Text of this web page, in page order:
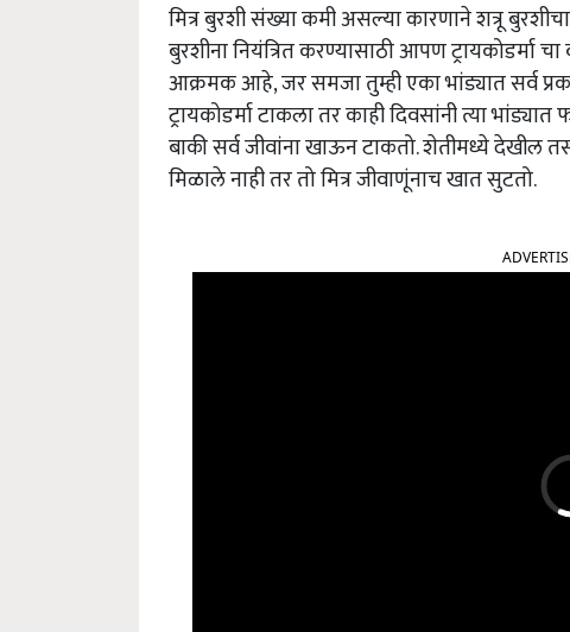
मित्र बुरशी संख्या कमी असल्या कारणाने शत्रू
बुरशीना नियंत्रित करण्यासाठी आपण ट्रायकोडर्मा
आक्रमक आहे, जर समजा तुम्ही एका भांड्यात सर्व
ट्रायकोडर्मा टाकला तर काही दिवसांनी त्या
बाकी सर्व जीवांना खाऊन टाकतो. शेतीमध्ये देखील
मिळाले नाही तर तो मित्र जीवाणूंनाच खात सुटतो.